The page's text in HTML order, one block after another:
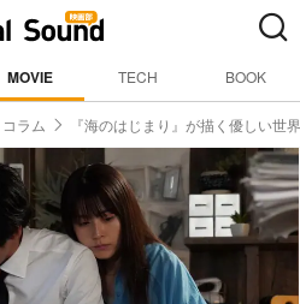
MOVIE TECH BOOK
コラム 『海のはじまり』が描く優しい世